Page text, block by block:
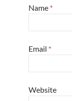
Name *
Email *
Website